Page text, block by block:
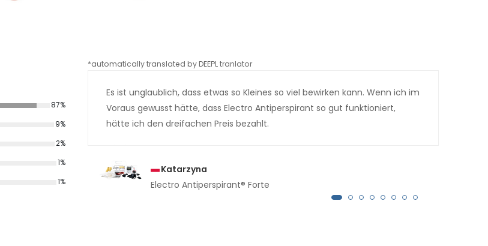
87%
9%
2%
1%
1%
*automatically translated by DEEPL tranlator
Es ist unglaublich, dass etwas so Kleines so viel bewirken kann. Wenn ich im
Voraus gewusst hätte, dass Electro Antiperspirant so gut funktioniert,
hätte ich den dreifachen Preis bezahlt.
Katarzyna
Electro Antiperspirant® Forte